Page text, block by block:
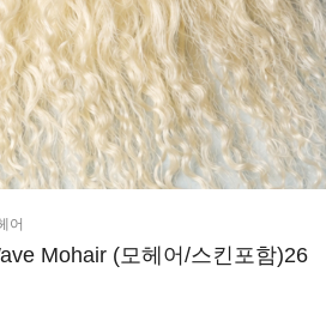
어
Mohair (모헤어/스킨포함)26